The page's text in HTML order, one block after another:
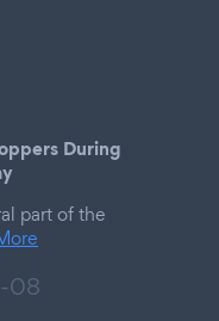
During
part of the
08